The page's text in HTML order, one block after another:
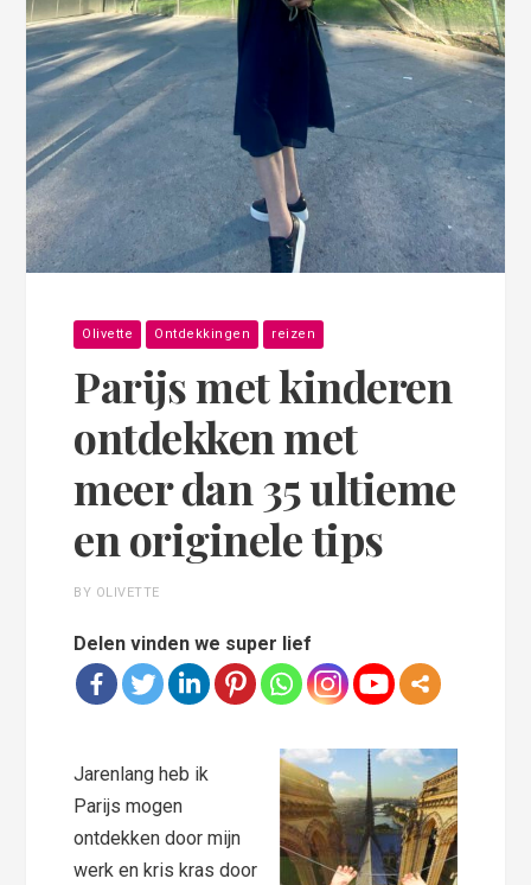
Olivette Ontdekkingen reizen
Parijs met kinderen
ontdekken met
meer dan 35 ultieme
en originele tips
BY OLIVETTE
Delen vinden we super lief
Jarenlang heb ik
Parijs mogen
ontdekken door mijn
werk en kris kras door